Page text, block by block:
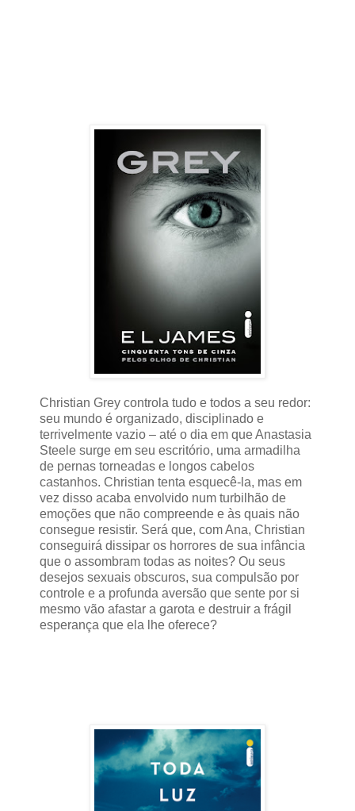
Christian Grey controla tudo e todos a seu redor:
seu mundo é organizado, disciplinado e
terrivelmente vazio – até o dia em que Anastasia
Steele surge em seu escritório, uma armadilha
de pernas torneadas e longos cabelos
castanhos. Christian tenta esquecê-la, mas em
vez disso acaba envolvido num turbilhão de
emoções que não compreende e às quais não
consegue resistir. Será que, com Ana, Christian
conseguirá dissipar os horrores de sua infância
que o assombram todas as noites? Ou seus
desejos sexuais obscuros, sua compulsão por
controle e a profunda aversão que sente por si
mesmo vão afastar a garota e destruir a frágil
esperança que ela lhe oferece?